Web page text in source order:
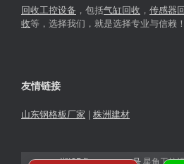
回收工控设备 ，包括气缸回收 ， 传感器
收等，选择我们，就是选择专业与信赖！
友情链接
山东钢格板厂家 | 株洲建材
湘ICP备2023030366号星角工控